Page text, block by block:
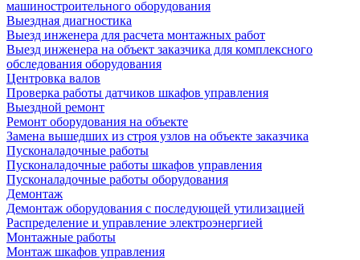
машиностроительного оборудования
Выездная диагностика
Выезд инженера для расчета монтажных работ
Выезд инженера на объект заказчика для комплексного
обследования оборудования
Центровка валов
Проверка работы датчиков шкафов управления
Выездной ремонт
Ремонт оборудования на объекте
Замена вышедших из строя узлов на объекте заказчика
Пусконаладочные работы
Пусконаладочные работы шкафов управления
Пусконаладочные работы оборудования
Демонтаж
Демонтаж оборудования с последующей утилизацией
Распределение и управление электроэнергией
Монтажные работы
Монтаж шкафов управления